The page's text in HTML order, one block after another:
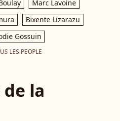
Marc Lavoine
Bixente Lizarazu
Gossuin
LES PEOPLE
la